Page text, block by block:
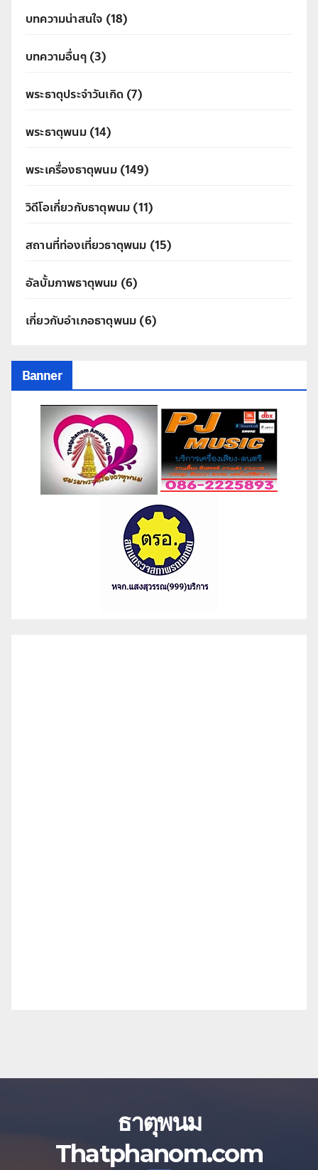
บทความน่าสนใจ (18)
บทความอื่นๆ(3)
พระธาตุประจำวันเกิด (7)
พระธาตุพนม(14)
พระเครื่องธาตุพนม(149)
วิดีโอเกี่ยวกับธาตุพนม (11)
สถานที่ท่องเที่ยวธาตุพนม (15)
อัลบั้มภาพธาตุพนม (6)
เกี่ยวกับอำเภอธาตุพนม (6)
Banner
ธาตุพนม
Thatphanom.com